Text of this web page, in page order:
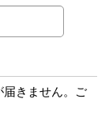
届きません。ご